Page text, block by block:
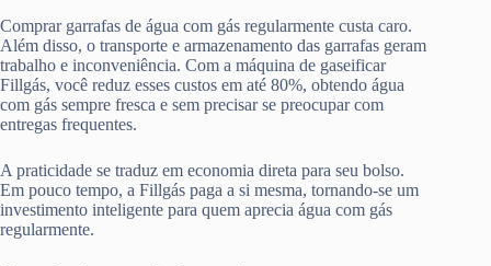
Comprar garrafas de água com gás regularmente custa caro.
Além disso, o transporte e armazenamento das garrafas geram
trabalho e inconveniência. Com a máquina de gaseificar
Fillgás, você reduz esses custos em até 80%, obtendo água
com gás sempre fresca e sem precisar se preocupar com
entregas frequentes.
A praticidade se traduz em economia direta para seu bolso.
Em pouco tempo, a Fillgás paga a si mesma, tornando-se um
investimento inteligente para quem aprecia água com gás
regularmente.